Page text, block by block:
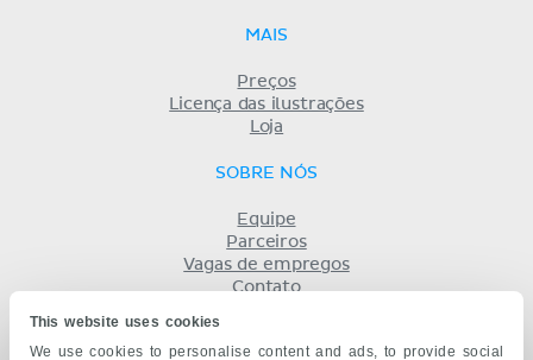
This website uses cookies
We use cookies to personalise content and ads, to provide social
MAIS
Preços
Licença das ilustrações
Loja
SOBRE NÓS
Equipe
Parceiros
Vagas de empregos
Contato
Privacidade